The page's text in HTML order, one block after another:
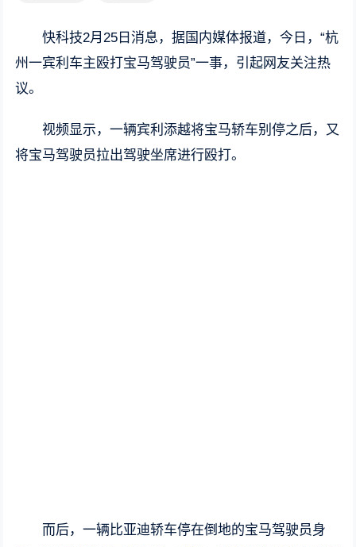
快科技2月25日消息，据国内媒体报道，今日，“杭
州一宾利车主殴打宝马驾驶员”一事，引起网友关注热
议。
视频显示，一辆宾利添越将宝马轿车别停之后，又
将宝马驾驶员拉出驾驶坐席进行殴打。
而后，一辆比亚迪轿车停在倒地的宝马驾驶员身